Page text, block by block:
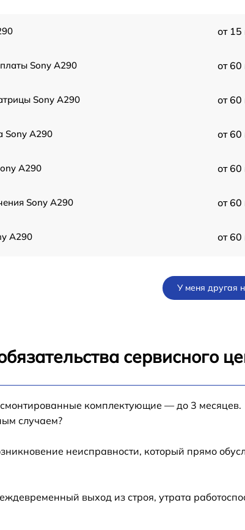
от
Sony A290 от
Sony A290 от
Sony A290 от
A290 от
Sony A290 от
A290 от
A290 от 60
У меня другая
сервисного
смонтированные комплектующие — до 3 месяцев.
случаем?
неисправности, который прямо
выход из строя, утрата